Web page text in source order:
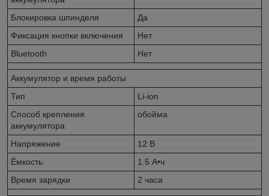
Блокировка шпинделя
Да
Фиксация кнопки включения
Нет
Bluetooth
Нет
Аккумулятор и время работы
Тип
Li-ion
Способ крепления
аккумулятора
обойма
Напряжение
12 В
Ёмкость
1.5 А•ч
Время зарядки
2 часа